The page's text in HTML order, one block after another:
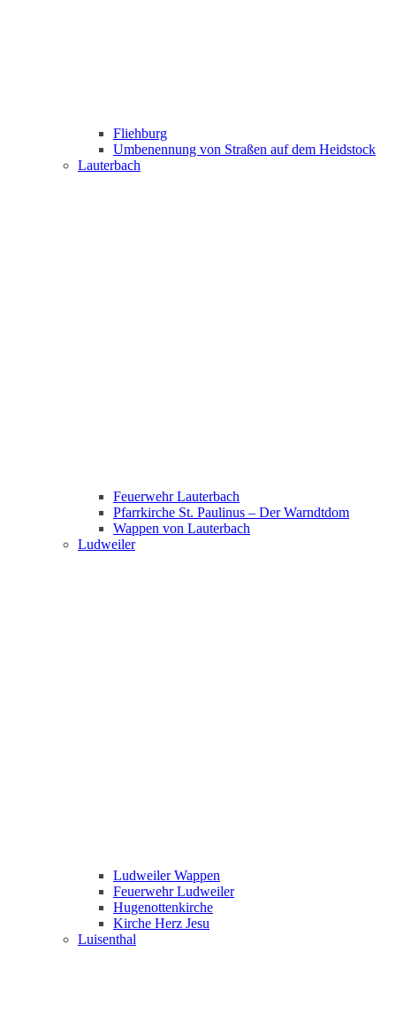
Fliehburg
Umbenennung von Straßen auf dem Heidstock
Lauterbach
Feuerwehr Lauterbach
Pfarrkirche St. Paulinus – Der Warndtdom
Wappen von Lauterbach
Ludweiler
Ludweiler Wappen
Feuerwehr Ludweiler
Hugenottenkirche
Kirche Herz Jesu
Luisenthal